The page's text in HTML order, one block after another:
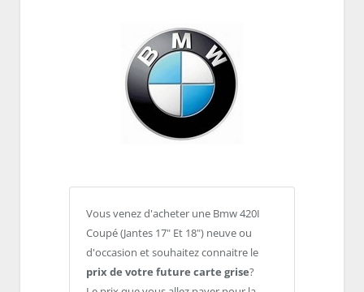
Vous venez d'acheter une Bmw 420I
Coupé (Jantes 17" Et 18") neuve ou
d'occasion et souhaitez connaitre le
prix de votre future carte grise?